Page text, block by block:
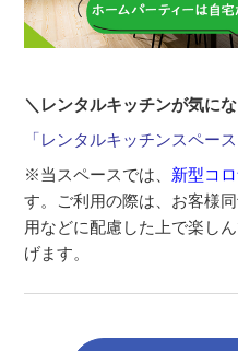
＼レンタルキッチンが気に
「レンタルキッチンスペー
※当スペースでは、 新型コ
す。ご利用の際は、お客様
用などに配慮した上で楽し
げます。